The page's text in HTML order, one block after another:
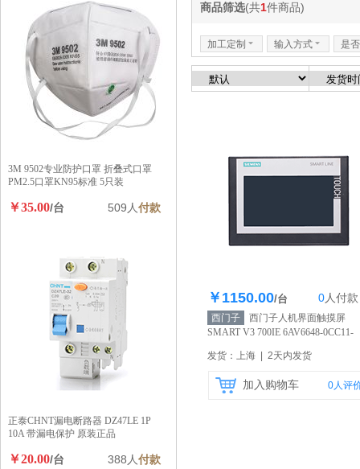
商品筛选(共1件商品)
加工定制 6 输入方式 6 是
库存425个
￥1150.00/台 0人付款
西门子
西门子人机界面触摸屏
SMART V3 700IE 6AV6648-0CC11-
发货：上海 | 2天内发货
加入购物车 0人评
3M 9502专业防护口罩 折叠式口罩
PM2.5口罩KN95标准 5只装
￥35.00/台 509人付款
正泰CHNT漏电断路器 DZ47LE 1P
10A 带漏电保护 原装正品
￥20.00/台 388人付款